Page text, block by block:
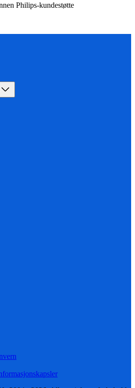
Philips-kundestøtte